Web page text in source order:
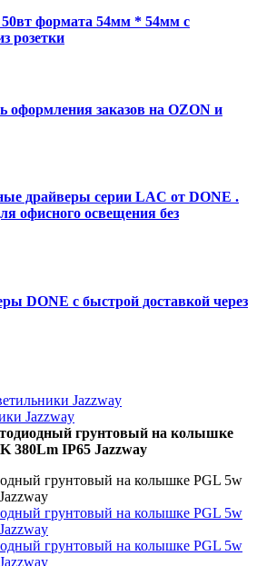
формата 54мм * 54мм с
розетки
оформления заказов на OZON и
драйверы серии LAC от DONE .
офисного освещения без
DONE с быстрой доставкой через
Jazzway
Jazzway
грунтовый на колышке
380Lm IP65 Jazzway